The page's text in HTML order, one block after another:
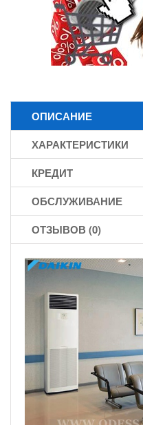
ОПИСАНИЕ
ХАРАКТЕРИСТИКИ
КРЕДИТ
ОБСЛУЖИВАНИЕ
ОТЗЫВОВ (0)